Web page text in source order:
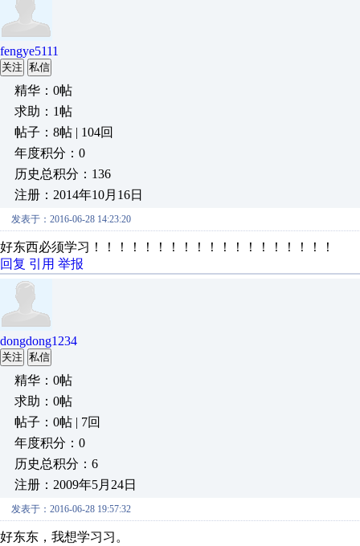
fengye5111
关注 私信
精华：0帖
求助：1帖
帖子：8帖 | 104回
年度积分：0
历史总积分：136
注册：2014年10月16日
发表于：2016-06-28 14:23:20
好东西必须学习！！！！！！！！！！！！！！！！！！！
回复 引用 举报
dongdong1234
关注 私信
精华：0帖
求助：0帖
帖子：0帖 | 7回
年度积分：0
历史总积分：6
注册：2009年5月24日
发表于：2016-06-28 19:57:32
好东东，我想学习习。